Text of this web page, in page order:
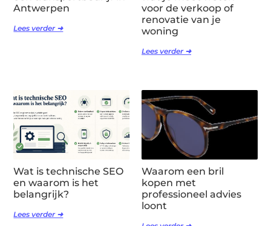
Antwerpen
Lees verder ➜
voor de verkoop of
renovatie van je
woning
Lees verder ➜
Wat is technische SEO
en waarom is het
belangrijk?
Lees verder ➜
Waarom een bril
kopen met
professioneel advies
loont